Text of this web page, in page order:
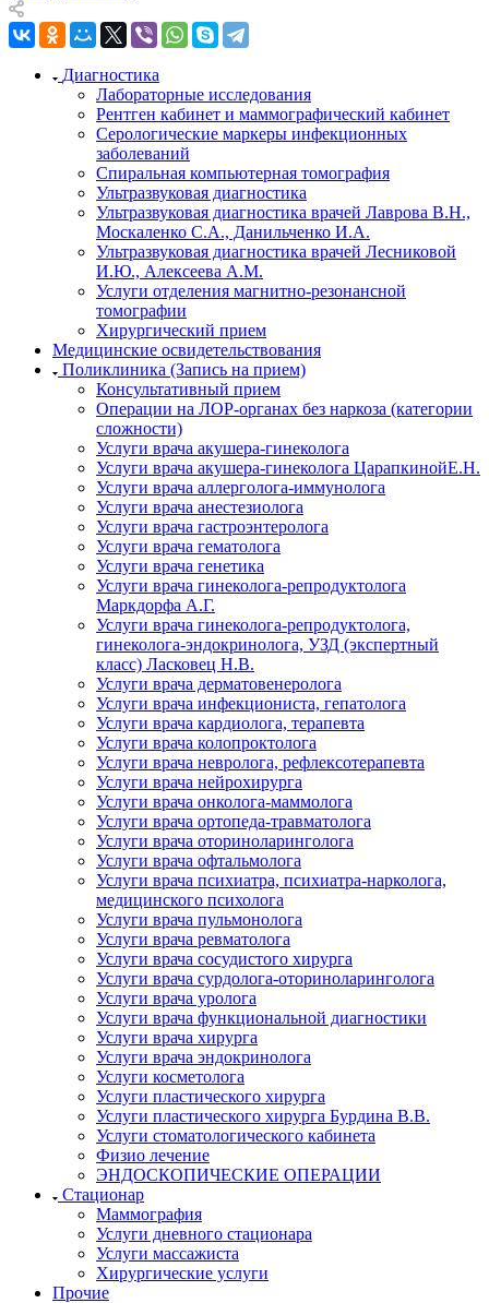
Диагностика
Лабораторные исследования
Рентген кабинет и маммографический кабинет
Серологические маркеры инфекционных
заболеваний
Спиральная компьютерная томография
Ультразвуковая диагностика
Ультразвуковая диагностика врачей Лаврова В.Н.,
Москаленко С.А., Данильченко И.А.
Ультразвуковая диагностика врачей Лесниковой
И.Ю., Алексеева А.М.
Услуги отделения магнитно-резонансной
томографии
Хирургический прием
Медицинские освидетельствования
Поликлиника (Запись на прием)
Консультативный прием
Операции на ЛОР-органах без наркоза (категории
сложности)
Услуги врача акушера-гинеколога
Услуги врача акушера-гинеколога ЦарапкинойЕ.Н.
Услуги врача аллерголога-иммунолога
Услуги врача анестезиолога
Услуги врача гастроэнтеролога
Услуги врача гематолога
Услуги врача генетика
Услуги врача гинеколога-репродуктолога
Маркдорфа А.Г.
Услуги врача гинеколога-репродуктолога,
гинеколога-эндокринолога, УЗД (экспертный
класс) Ласковец Н.В.
Услуги врача дерматовенеролога
Услуги врача инфекциониста, гепатолога
Услуги врача кардиолога, терапевта
Услуги врача колопроктолога
Услуги врача невролога, рефлексотерапевта
Услуги врача нейрохирурга
Услуги врача онколога-маммолога
Услуги врача ортопеда-травматолога
Услуги врача оториноларинголога
Услуги врача офтальмолога
Услуги врача психиатра, психиатра-нарколога,
медицинского психолога
Услуги врача пульмонолога
Услуги врача ревматолога
Услуги врача сосудистого хирурга
Услуги врача сурдолога-оториноларинголога
Услуги врача уролога
Услуги врача функциональной диагностики
Услуги врача хирурга
Услуги врача эндокринолога
Услуги косметолога
Услуги пластического хирурга
Услуги пластического хирурга Бурдина В.В.
Услуги стоматологического кабинета
Физио лечение
ЭНДОСКОПИЧЕСКИЕ ОПЕРАЦИИ
Стационар
Маммография
Услуги дневного стационара
Услуги массажиста
Хирургические услуги
Прочие